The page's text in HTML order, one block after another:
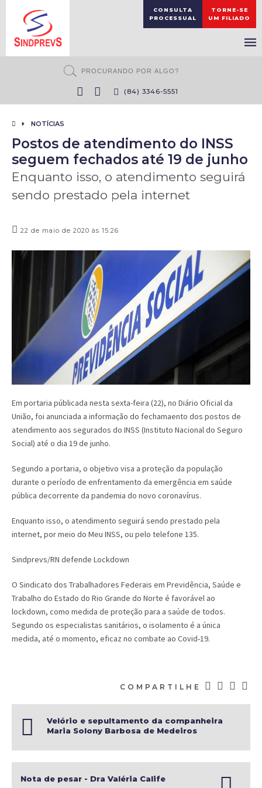
CONSULTA
PROCESSUAL
TORNE-SE
UM FILIADO
(84) 3346-5551
NOTÍCIAS
Postos de atendimento do INSS
seguem fechados até 19 de junho
Enquanto isso, o atendimento seguirá
sendo prestado pela internet
22 de maio de 2020 às 15:26
Em portaria públicada nesta sexta-feira (22), no Diário Oficial da
União, foi anunciada a informação do fechamaento dos postos de
atendimento aos segurados do INSS (Instituto Nacional do Seguro
Social) até o dia 19 de junho.
Segundo a portaria, o objetivo visa a proteção da população
durante o período de enfrentamento da emergência em saúde
pública decorrente da pandemia do novo coronavírus.
Enquanto isso, o atendimento seguirá sendo prestado pela
internet, por meio do Meu INSS, ou pelo telefone 135.
Sindprevs/RN defende Lockdown
O Sindicato dos Trabalhadores Federais em Previdência, Saúde e
Trabalho do Estado do Rio Grande do Norte é favorável ao
lockdown, como medida de proteção para a saúde de todos.
Segundo os especialistas sanitários, o isolamento é a única
medida, até o momento, eficaz no combate ao Covid-19.
COMPARTILHE
Velório e sepultamento da companheira
Maria Solony Barbosa de Medeiros
Nota de pesar - Dra Valéria Calife